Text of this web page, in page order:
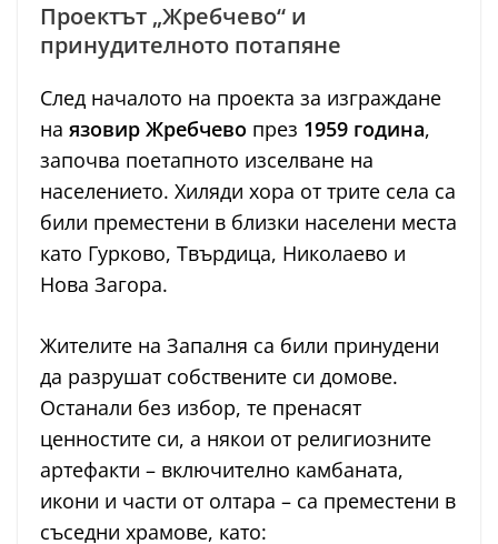
Проектът „Жребчево“ и
принудителното потапяне
След началото на проекта за изграждане
на язовир Жребчево през 1959 година,
започва поетапното изселване на
населението. Хиляди хора от трите села са
били преместени в близки населени места
като Гурково, Твърдица, Николаево и
Нова Загора.
Жителите на Запалня са били принудени
да разрушат собствените си домове.
Останали без избор, те пренасят
ценностите си, а някои от религиозните
артефакти – включително камбаната,
икони и части от олтара – са преместени в
съседни храмове, като: